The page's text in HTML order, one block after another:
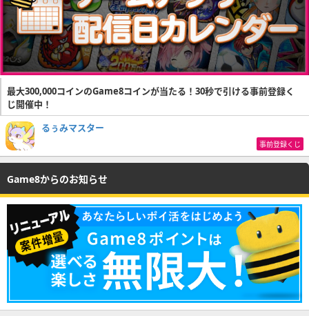
最大300,000コインのGame8コインが当たる！30秒で引ける事前登録く
じ開催中！
るぅみマスター
事前登録くじ
Game8からのお知らせ